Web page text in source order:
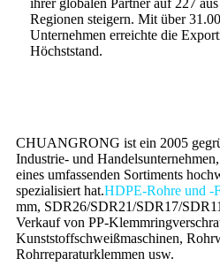
ihrer globalen Partner auf 227
Regionen steigern. Mit über
Unternehmen erreichte die
Höchststand.
CHUANGRONG ist ein 2005
Industrie- und
eines umfassenden Sortiments
spezialisiert hat.HDPE-Rohre und -
mm, SDR26/SDR21/SDR17/
Verkauf von PP-
Kunststoffschweißmaschinen,
Rohrreparaturklemmen usw.